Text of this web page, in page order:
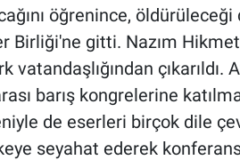
öğrenince,
Birliği'ne gitti. Nazım
vatandaşlığından çıkarıldı.
barış kongrelerine
de eserleri birçok dile
seyahat ederek